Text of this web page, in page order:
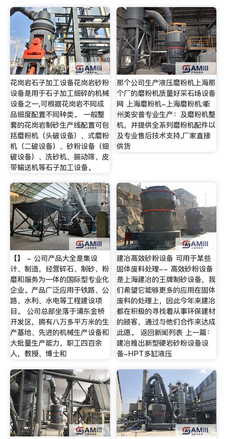
花岗岩石子加工设备花岗岩砂粉
设备是用于石子加工细碎的机械
设备之一,可根据花岗岩不同成
品细度配置不同种类。 一般整
套的花岗岩制砂生产线配置可包
括磨粉机（头破设备）、式磨粉
机（二破设备）、砂粉设备（细
破设备）、洗砂机、振动筛、皮
带输送机等石子加工设备。
那个公司生产液压磨粉机上海那
个厂的磨粉机质量好采石场设备
网 上海磨粉机-上海磨粉机:衢
州美安普专业生产：及磨粉机整
机，并提供全系列磨粉机配件以
及专业售后技术支持,厂家直接
供货
【】 - 公司产品大全是集设
计、制造，经营碎石、制砂、粉
磨和服务为一体的国际型专业化
企业。产品广泛应用于铁路、公
路、水利、水电等工程建设项
目。 公司总部坐落于浦东金桥
开发区，拥有八万多平方米的生
产基地、先进的机械生产设备和
大批量生产能力，职工四百余
人，教授、博士和
建冶高效砂粉设备 可用于某些
固体废料处理-- 高效砂粉设备
是上海建冶的王牌制砂设备，我
们希望它能够更多的应用在固体
废料的处理上，因此今年来建冶
都在积极的寻找着从事环保建材
的顾客，通过与他们合作来达成
此愿。 返回新闻列表 上一篇：
建冶推出新型硬岩砂粉设备设
备-HPT多缸液压